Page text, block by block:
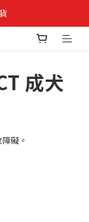
, 積分當錢用
成犬
礙。